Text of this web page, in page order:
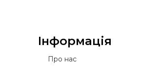
Інформація
Про нас